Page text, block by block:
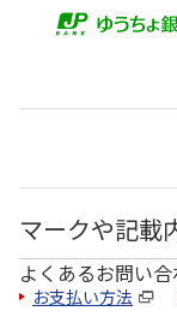
マークや記載
よくあるお問い
お支払い方法